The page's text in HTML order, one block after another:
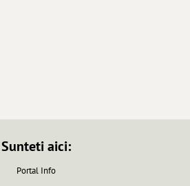
Sunteti aici:
Portal Info